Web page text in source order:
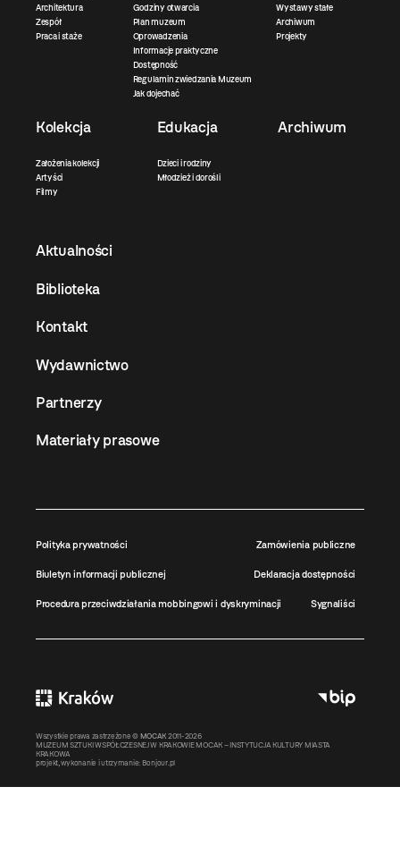
Architektura
Zespół
Praca i staże
Godziny otwarcia
Plan muzeum
Oprowadzenia
Informacje praktyczne
Dostępność
Regulamin zwiedzania Muzeum
Jak dojechać
Wystawy stałe
Archiwum
Projekty
Kolekcja
Założenia kolekcji
Artyści
Filmy
Edukacja
Dzieci i rodziny
Młodzież i dorośli
Archiwum
Aktualności
Biblioteka
Kontakt
Wydawnictwo
Partnerzy
Materiały prasowe
Polityka prywatności Zamówienia publiczne
Biuletyn informacji publicznej Deklaracja dostępności
Procedura przeciwdziałania mobbingowi i dyskryminacji Sygnaliści
Wszystkie prawa zastrzeżone © MOCAK 2011-2026
MUZEUM SZTUKI WSPÓŁCZESNEJ W KRAKOWIE MOCAK – INSTYTUCJA KULTURY MIASTA
KRAKOWA
projekt, wykonanie i utrzymanie: Bonjour.pl